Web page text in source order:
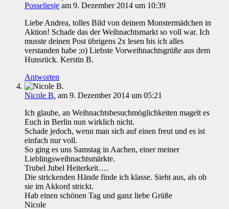
Posseliesje am 9. Dezember 2014 um 10:39
Liebe Andrea, tolles Bild von deinem Monstermädchen in
Aktion! Schade das der Weihnachtsmarkt so voll war. Ich
musste deinen Post übrigens 2x lesen bis ich alles
verstanden habe ;o) Liebste Vorweihnachtsgrüße aus dem
Hunsrück. Kerstin B.
Antworten
Nicole B. am 9. Dezember 2014 um 05:21
Ich glaube, an Weihnachtsbesuchmöglichkeiten magelt es
Euch in Berlin nun wirklich nicht.
Schade jedoch, wenn man sich auf einen freut und es ist
einfach nur voll.
So ging es uns Samstag in Aachen, einer meiner
Lieblingsweihnachtsmärkte.
Trubel Jubel Heiterkeit….
Die strickenden Hände finde ich klasse. Sieht aus, als ob
sie im Akkord strickt.
Hab einen schönen Tag und ganz liebe Grüße
Nicole